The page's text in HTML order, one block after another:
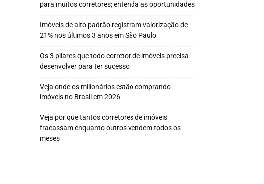
para muitos corretores; entenda as oportunidades
Imóveis de alto padrão registram valorização de
21% nos últimos 3 anos em São Paulo
Os 3 pilares que todo corretor de imóveis precisa
desenvolver para ter sucesso
Veja onde os milionários estão comprando
imóveis no Brasil em 2026
Veja por que tantos corretores de imóveis
fracassam enquanto outros vendem todos os
meses